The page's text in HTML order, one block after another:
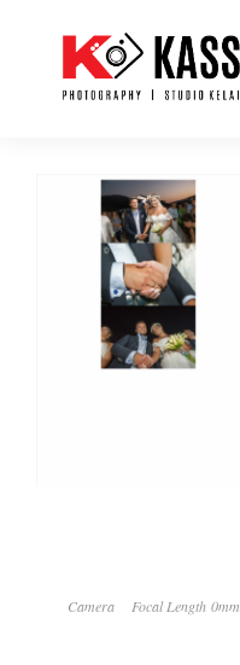
Camera Focal Length 0mm